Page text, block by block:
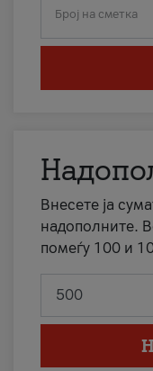
Број на сметка
Внесете ја
надополните.
помеѓу 100 и